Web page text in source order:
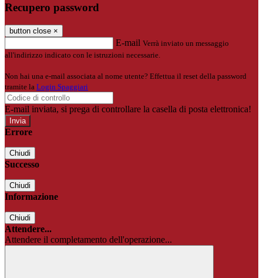
Recupero password
button close ×
E-mail Verrà inviato un messaggio
all'indirizzo indicato con le istruzioni necessarie.
Non hai una e-mail associata al nome utente? Effettua il reset della password
tramite la Login Spaggiari
E-mail inviata, si prega di controllare la casella di posta elettronica!
Errore
Chiudi
Successo
Chiudi
Informazione
Chiudi
Attendere...
Attendere il completamento dell'operazione...